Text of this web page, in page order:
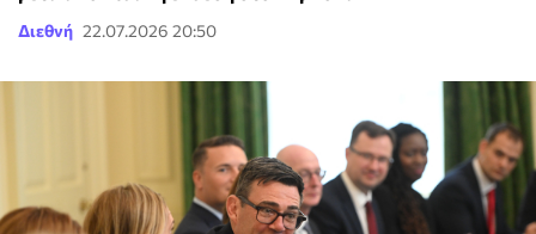
Διεθνή 22.07.2026 20:50